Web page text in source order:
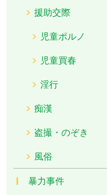
援助交際
児童ポルノ
児童買春
淫行
痴漢
盗撮・のぞき
風俗
暴力事件